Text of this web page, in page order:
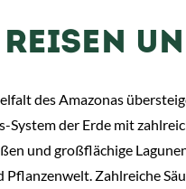
des Amazonas
System der Erde mit
und großflächige
Zahlreiche